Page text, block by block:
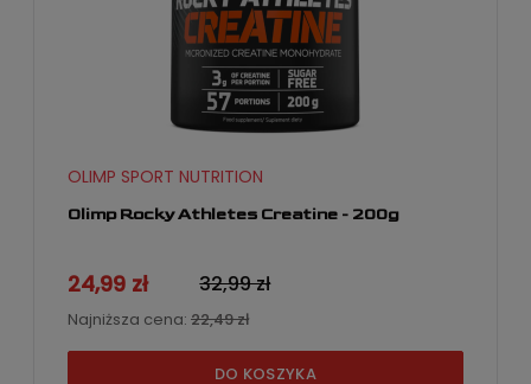
Olimp Rocky Athletes Creatine - 200g
OLIMP SPORT NUTRITION
24,99 zł 32,99 zł
Najniższa cena: 22,49 zł
DO KOSZYKA